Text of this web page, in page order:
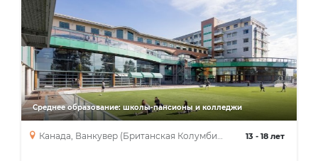
Среднее образование: школы-пансионы и колледжи
13 - 18 лет
Канада, Ванкувер (Британская Колумбия)
пансион в Ванкувере, Канада
Курсы
Языки
High School Diploma